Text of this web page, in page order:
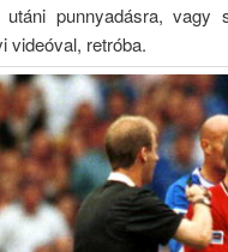
utáni punnyadásra, vagy
videóval, retróba.